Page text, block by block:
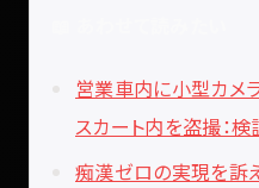
営業車内に小型カメ
スカート内を盗撮：検
痴漢ゼロの実現を訴